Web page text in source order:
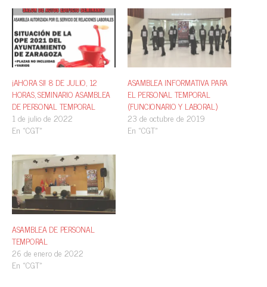
¡AHORA SI! 8 DE JULIO, 12
HORAS, SEMINARIO ASAMBLEA
DE PERSONAL TEMPORAL
1 de julio de 2022
En «CGT»
ASAMBLEA INFORMATIVA PARA
EL PERSONAL TEMPORAL
(FUNCIONARIO Y LABORAL)
23 de octubre de 2019
En «CGT»
ASAMBLEA DE PERSONAL
TEMPORAL
26 de enero de 2022
En «CGT»